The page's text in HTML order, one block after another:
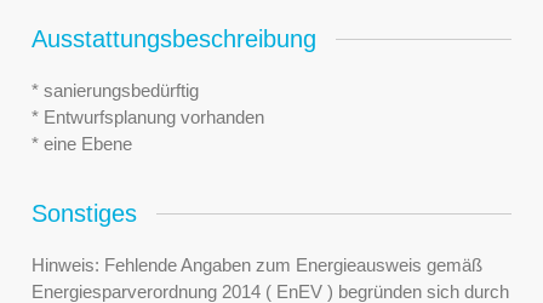
Ausstattungsbeschreibung
* sanierungsbedürftig
* Entwurfsplanung vorhanden
* eine Ebene
Sonstiges
Hinweis: Fehlende Angaben zum Energieausweis gemäß
Energiesparverordnung 2014 ( EnEV ) begründen sich durch